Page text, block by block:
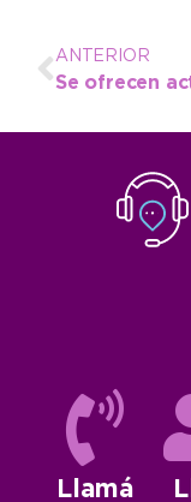
ANTERIOR
Llamá